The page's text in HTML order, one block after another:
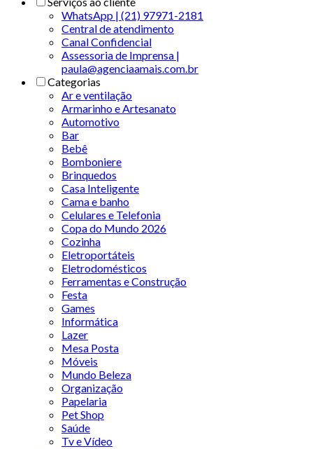
WhatsApp | (21) 97971-2181
Central de atendimento
Canal Confidencial
Assessoria de Imprensa |
paula@agenciaamais.com.br
Categorias
Ar e ventilação
Armarinho e Artesanato
Automotivo
Bar
Bebê
Bomboniere
Brinquedos
Casa Inteligente
Cama e banho
Celulares e Telefonia
Copa do Mundo 2026
Cozinha
Eletroportáteis
Eletrodomésticos
Ferramentas e Construção
Festa
Games
Informática
Lazer
Mesa Posta
Móveis
Mundo Beleza
Organização
Papelaria
Pet Shop
Saúde
Tv e Vídeo